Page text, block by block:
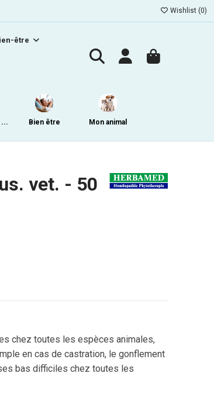
Wishlist (0)
être
Bien être Mon animal
vet. - 50
chez toutes les espèces animales,
en cas de castration, le gonflement
bas difficiles chez toutes les